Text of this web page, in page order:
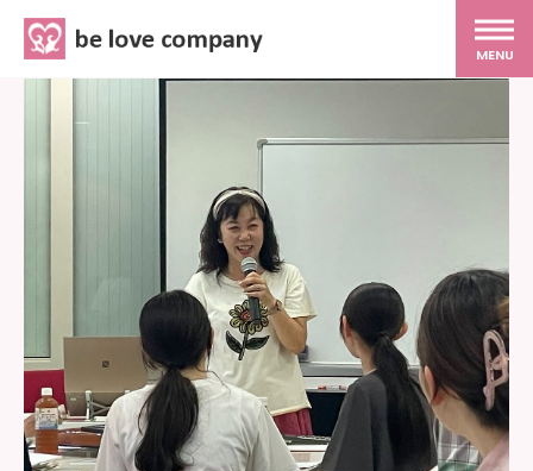
MENU
ホーム
MG研修
スタッフ紹介